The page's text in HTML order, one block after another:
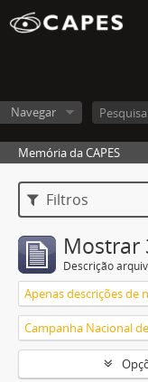
Navegar
Memória da CAPES
Filtros
Mostrar
Descrição
Apenas descrições de